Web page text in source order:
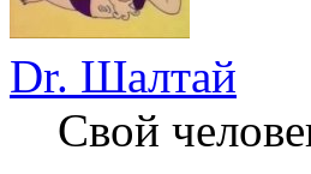
Dr. Шалтай
Свой